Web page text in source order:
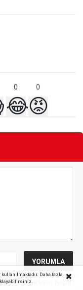
0 0
😂😡
kullanılmaktadır. Daha fazla
Reklamı Kapat